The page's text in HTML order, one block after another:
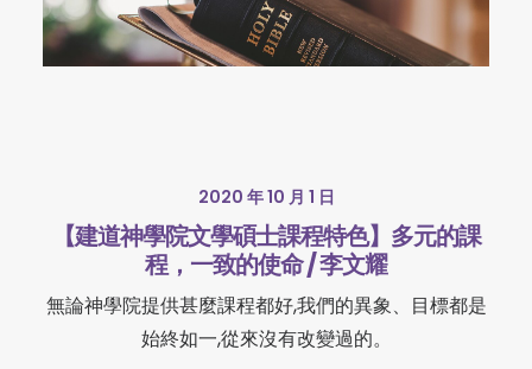
2020 年 10 月 1 日
【建道神學院文學碩士課程特色】多元的課
程，一致的使命 / 李文耀
無論神學院提供甚麼課程都好,我們的異象、目標都是
始終如一,從來沒有改變過的。